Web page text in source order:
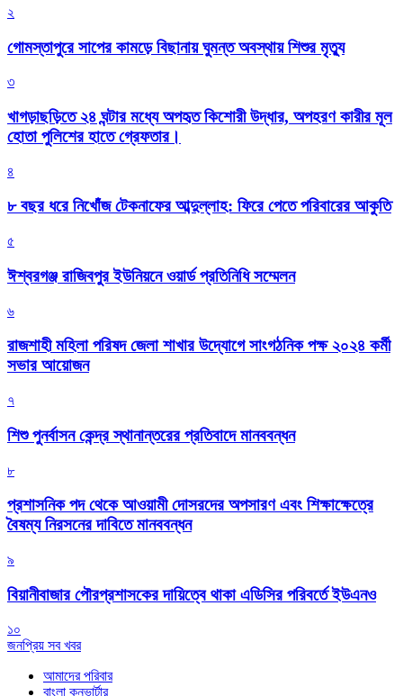
২
গোমস্তাপুরে সাপের কামড়ে বিছানায় ঘুমন্ত অবস্থায় শিশুর মৃত্যু
৩
খাগড়াছড়িতে ২৪ ঘন্টার মধ্যে অপহৃত কিশোরী উদ্ধার, অপহরণ কারীর মূল
হোতা পুলিশের হাতে গ্রেফতার।
৪
৮ বছর ধরে নিখোঁজ টেকনাফের আব্দুল্লাহ: ফিরে পেতে পরিবারের আকুতি
৫
ঈশ্বরগঞ্জ রাজিবপুর ইউনিয়নে ওয়ার্ড প্রতিনিধি সম্মেলন
৬
রাজশাহী মহিলা পরিষদ জেলা শাখার উদ্যোগে সাংগঠনিক পক্ষ ২০২৪ কর্মী
সভার আয়োজন
৭
শিশু পুনর্বাসন কেন্দ্র স্থানান্তরের প্রতিবাদে মানববন্ধন
৮
প্রশাসনিক পদ থেকে আওয়ামী দোসরদের অপসারণ এবং শিক্ষাক্ষেত্রে
বৈষম্য নিরসনের দাবিতে মানববন্ধন
৯
বিয়ানীবাজার পৌরপ্রশাসকের দায়িত্বে থাকা এডিসির পরিবর্তে ইউএনও
১০
জনপ্রিয় সব খবর
আমাদের পরিবার
বাংলা কনভার্টার